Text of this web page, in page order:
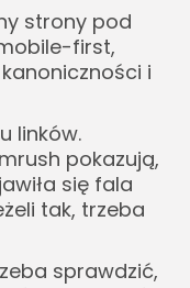
strony pod
first,
i
linków.
pokazują,
się fala
tak, trzeba
sprawdzić,